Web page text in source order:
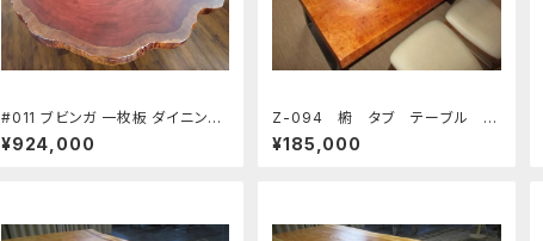
#011 ブビンガ 一枚板 ダイニング
テーブル ワーキングデスク 座卓
長さ160㎝ 幅123㎝ 厚み7.4㎝
¥924,000
Z-094 椨 タブ テーブル
板 ローテーブル ダイニングテ
ーブル カウンター 座卓 天
¥185,000